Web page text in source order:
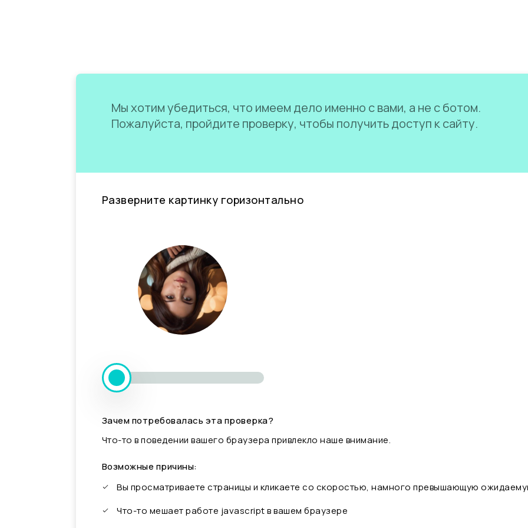
Мы хотим убедиться, что имеем дело именно с вами, а не с ботом.
Пожалуйста, пройдите проверку, чтобы получить доступ к сайту.
Разверните картинку горизонтально
Зачем потребовалась эта проверка?
Что-то в поведении вашего браузера привлекло наше внимание.
Возможные причины:
Вы просматриваете страницы и кликаете со скоростью, намного превышающую
Что-то мешает работе javascript в вашем браузере